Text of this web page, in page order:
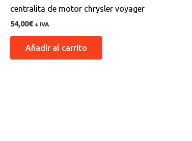
centralita de motor chrysler voyager
54,00€ + IVA
Añadir al carrito